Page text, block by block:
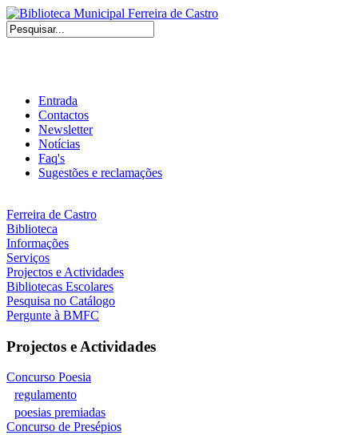
Entrada
Contactos
Newsletter
Notícias
Faq's
Sugestões e reclamações
Ferreira de Castro
Biblioteca
Informações
Serviços
Projectos e Actividades
Bibliotecas Escolares
Pesquisa no Catálogo
Pergunte à BMFC
Projectos e Actividades
Concurso Poesia
regulamento
poesias premiadas
Concurso de Presépios